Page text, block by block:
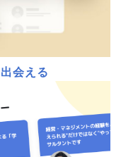
出会える